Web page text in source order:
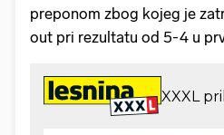
preponom zbog kojeg je
out pri rezultatu od 5-4 u